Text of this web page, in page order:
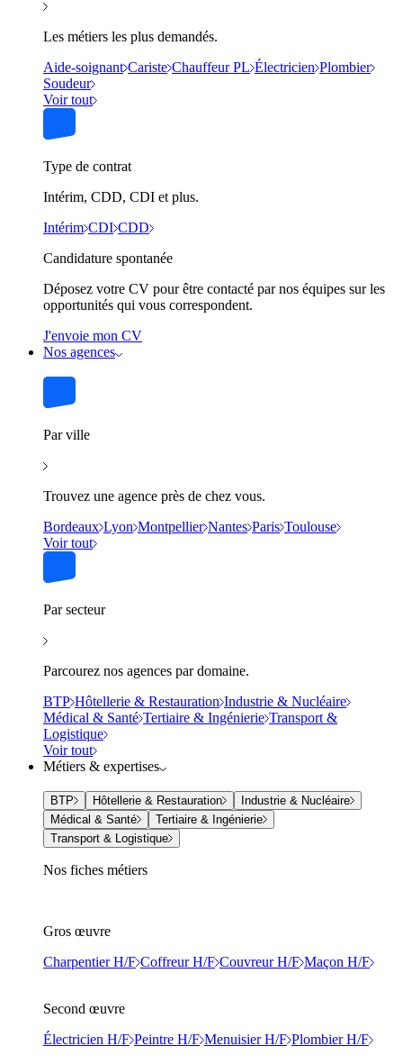
Les métiers les plus demandés.
Aide-soignant Cariste Chauffeur PL Électricien Plombier
Soudeur
Voir tout
Type de contrat
Intérim, CDD, CDI et plus.
Intérim CDI CDD
Candidature spontanée
Déposez votre CV pour être contacté par nos équipes sur les
opportunités qui vous correspondent.
J'envoie mon CV
Nos agences
Par ville
Trouvez une agence près de chez vous.
Bordeaux Lyon Montpellier Nantes Paris Toulouse
Voir tout
Par secteur
Parcourez nos agences par domaine.
BTP Hôtellerie & Restauration Industrie & Nucléaire
Médical & Santé Tertiaire & Ingénierie Transport &
Logistique
Voir tout
Métiers & expertises
BTP Hôtellerie & Restauration
Industrie & Nucléaire
Médical & Santé
Tertiaire & Ingénierie
Transport & Logistique
Nos fiches métiers
Gros œuvre
Charpentier H/F Coffreur H/F Couvreur H/F Maçon H/F
Second œuvre
Électricien H/F Peintre H/F Menuisier H/F Plombier H/F